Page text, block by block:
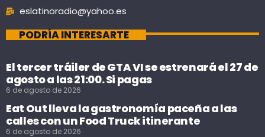
eslatinoradio@yahoo.es
PODRÍA INTERESARTE
El tercer tráiler de GTA VI se estrenará el 27 de
agosto a las 21:00. Si pagas
6 de agosto de 2026
Eat Out lleva la gastronomía paceña a las
calles con un Food Truck itinerante
6 de agosto de 2026